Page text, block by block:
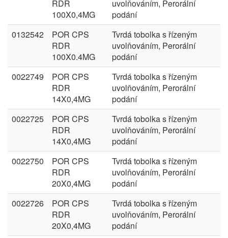
RDR
100X0,4MG
uvolňováním, Perorální
podání
0132542
POR CPS
RDR
100X0.4MG
Tvrdá tobolka s řízeným
uvolňováním, Perorální
podání
0022749
POR CPS
RDR
14X0,4MG
Tvrdá tobolka s řízeným
uvolňováním, Perorální
podání
0022725
POR CPS
RDR
14X0,4MG
Tvrdá tobolka s řízeným
uvolňováním, Perorální
podání
0022750
POR CPS
RDR
20X0,4MG
Tvrdá tobolka s řízeným
uvolňováním, Perorální
podání
0022726
POR CPS
RDR
20X0,4MG
Tvrdá tobolka s řízeným
uvolňováním, Perorální
podání